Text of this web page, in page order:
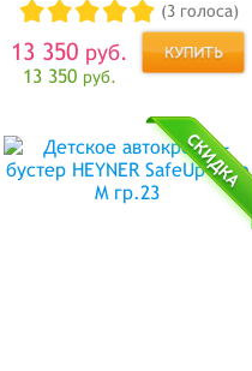
(3 голоса)
13 350 руб.
13 350 руб.